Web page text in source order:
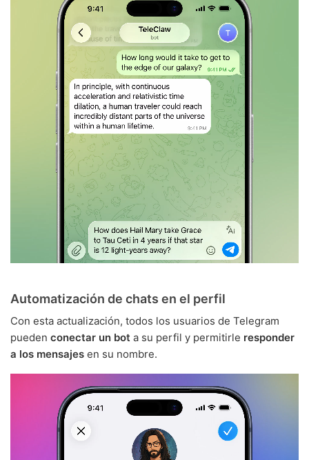
Automatización de chats en el perfil
Con esta actualización, todos los usuarios de Telegram
pueden conectar un bot a su perfil y permitirle responder
a los mensajes en su nombre.